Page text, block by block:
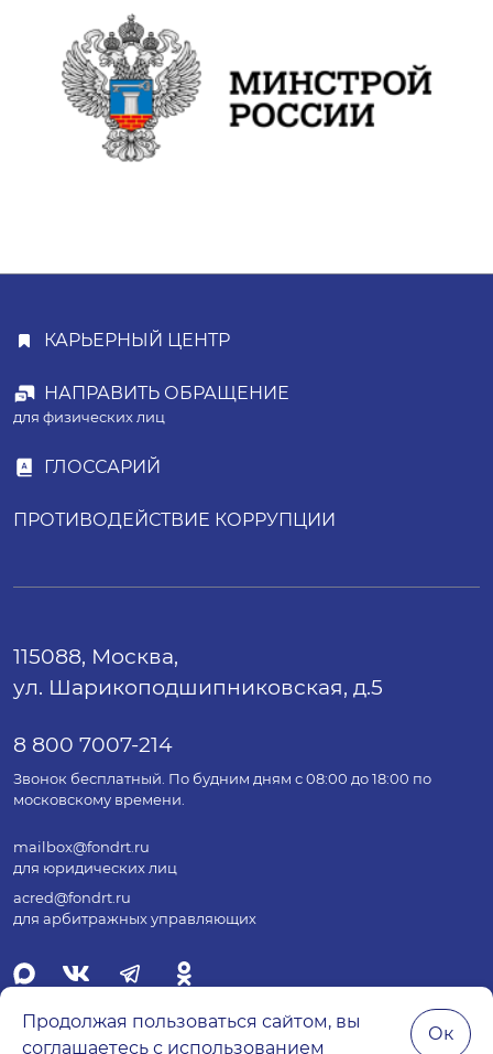
КАРЬЕРНЫЙ ЦЕНТР
НАПРАВИТЬ ОБРАЩЕНИЕ
для физических лиц
ГЛОССАРИЙ
ПРОТИВОДЕЙСТВИЕ КОРРУПЦИИ
115088, Москва,
ул. Шарикоподшипниковская, д.5
8 800 7007-214
Звонок бесплатный. По будним дням с 08:00 до 18:00 по
московскому времени.
mailbox@fondrt.ru
для юридических лиц
acred@fondrt.ru
для арбитражных управляющих
Продолжая пользоваться сайтом, вы
соглашаетесь с использованием
Ок